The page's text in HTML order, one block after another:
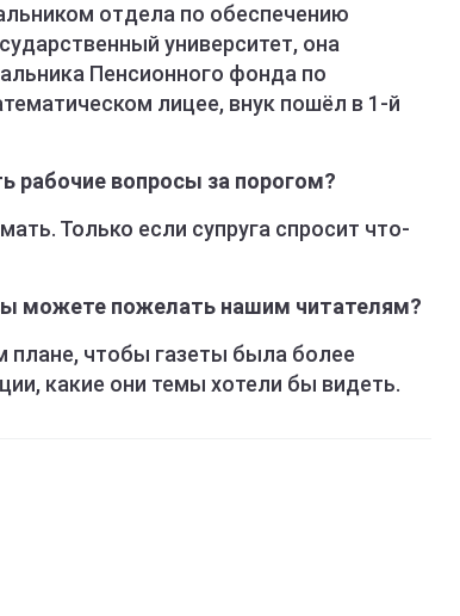
отдела по обеспечению
университет, она
Пенсионного фонда по
лицее, внук пошёл в 1-й
рабочие вопросы за порогом?
Только если супруга спросит что-
можете пожелать нашим читателям?
чтобы газеты была более
какие они темы хотели бы видеть.